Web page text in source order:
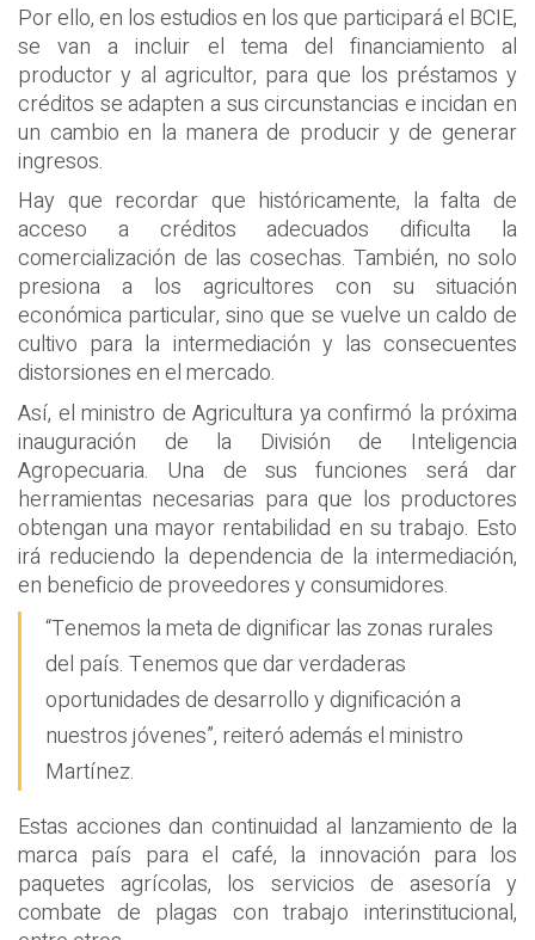
Por ello, en los estudios en los que participará el BCIE,
se van a incluir el tema del financiamiento al
productor y al agricultor, para que los préstamos y
créditos se adapten a sus circunstancias e incidan en
un cambio en la manera de producir y de generar
ingresos.
Hay que recordar que históricamente, la falta de
acceso a créditos adecuados dificulta la
comercialización de las cosechas. También, no solo
presiona a los agricultores con su situación
económica particular, sino que se vuelve un caldo de
cultivo para la intermediación y las consecuentes
distorsiones en el mercado.
Así, el ministro de Agricultura ya confirmó la próxima
inauguración de la División de Inteligencia
Agropecuaria. Una de sus funciones será dar
herramientas necesarias para que los productores
obtengan una mayor rentabilidad en su trabajo. Esto
irá reduciendo la dependencia de la intermediación,
en beneficio de proveedores y consumidores.
“Tenemos la meta de dignificar las zonas rurales
del país. Tenemos que dar verdaderas
oportunidades de desarrollo y dignificación a
nuestros jóvenes”, reiteró además el ministro
Martínez.
Estas acciones dan continuidad al lanzamiento de la
marca país para el café, la innovación para los
paquetes agrícolas, los servicios de asesoría y
combate de plagas con trabajo interinstitucional,